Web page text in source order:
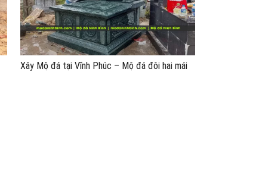
Xây Mộ đá tại Vĩnh Phúc – Mộ đá đôi hai mái